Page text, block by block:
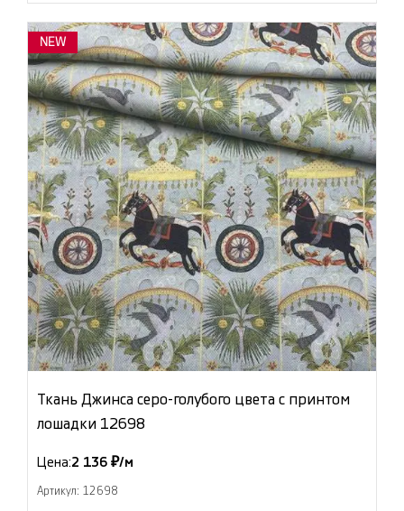
NEW
Ткань Джинса серо-голубого цвета с принтом
лошадки 12698
Цена:2 136 ₽/м
Артикул: 12698